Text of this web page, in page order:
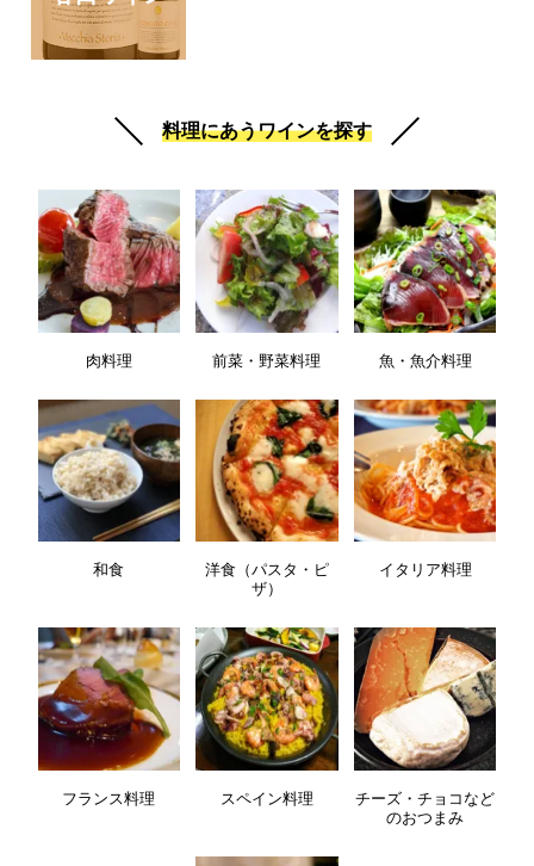
料理にあうワインを探す
肉料理 前菜・野菜料理 魚・魚介料理
和食
洋食（パスタ・ピ
ザ）
イタリア料理
フランス料理 スペイン料理
チーズ・チョコなど
のおつまみ